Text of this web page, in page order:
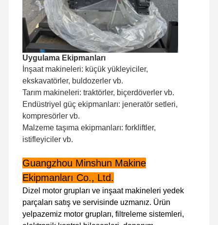
dizel motor
mitsubishi motor
Ekskavatör motoru
motor yeniden kiti
Enjeksiyon Pompası
Turboşarjör montajı
Diğer Motor Parçaları
motorun elektrik bileşenleri
Motor yakıt sistemi
Ekskavatör Hidrolik Parçaları
Uygulama Ekipmanları
İnşaat makineleri: küçük yükleyiciler,
ekskavatörler, buldozerler vb.
Tarım makineleri: traktörler, biçerdöverler vb.
Endüstriyel güç ekipmanları: jeneratör setleri,
kompresörler vb.
Malzeme taşıma ekipmanları: forkliftler,
istifleyiciler vb.
Guangzhou Minshun Makine
Ekipmanları Co., Ltd.
Dizel motor grupları ve inşaat makineleri yedek
parçaları satış ve servisinde uzmanız. Ürün
yelpazemiz motor grupları, filtreleme sistemleri,